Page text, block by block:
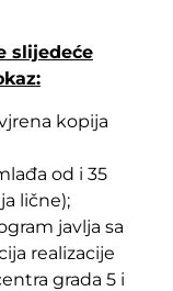
slijedeće
kopija
od i 35
lične);
javlja sa
realizacije
grada 5 i